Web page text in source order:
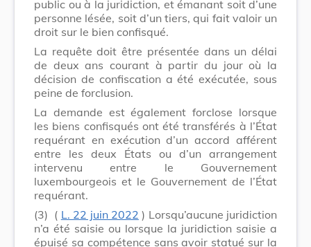
public ou à la juridiction, et émanant soit d’une
personne lésée, soit d’un tiers, qui fait valoir un
droit sur le bien confisqué.
La requête doit être présentée dans un délai
de deux ans courant à partir du jour où la
décision de confiscation a été exécutée, sous
peine de forclusion.
La demande est également forclose lorsque
les biens confisqués ont été transférés à l’État
requérant en exécution d’un accord afférent
entre les deux États ou d’un arrangement
intervenu entre le Gouvernement
luxembourgeois et le Gouvernement de l’État
requérant.
(3) ( L. 22 juin 2022 ) Lorsqu’aucune juridiction
n’a été saisie ou lorsque la juridiction saisie a
épuisé sa compétence sans avoir statué sur la